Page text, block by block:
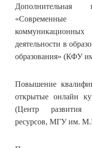
Дополнительная
«Современные
коммуникационных
деятельности в
образования» (КФУ
Повышение
открытые онлайн
(Центр развития
ресурсов, МГУ им.